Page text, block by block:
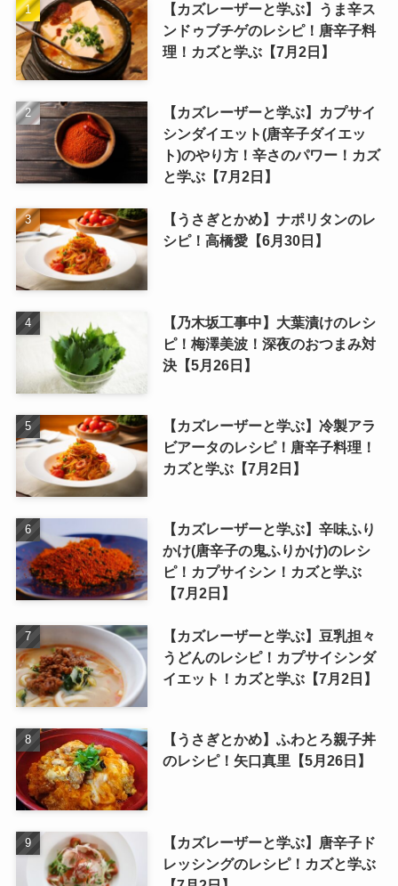
【カズレーザーと学ぶ】うま辛ス
ンドゥブチゲのレシピ！唐辛子料
理！カズと学ぶ【7月2日】
【カズレーザーと学ぶ】カプサイ
シンダイエット(唐辛子ダイエッ
ト)のやり方！辛さのパワー！カズ
と学ぶ【7月2日】
【うさぎとかめ】ナポリタンのレ
シピ！高橋愛【6月30日】
【乃木坂工事中】大葉漬けのレシ
ピ！梅澤美波！深夜のおつまみ対
決【5月26日】
【カズレーザーと学ぶ】冷製アラ
ビアータのレシピ！唐辛子料理！
カズと学ぶ【7月2日】
【カズレーザーと学ぶ】辛味ふり
かけ(唐辛子の鬼ふりかけ)のレシ
ピ！カプサイシン！カズと学ぶ
【7月2日】
【カズレーザーと学ぶ】豆乳担々
うどんのレシピ！カプサイシンダ
イエット！カズと学ぶ【7月2日】
【うさぎとかめ】ふわとろ親子丼
のレシピ！矢口真里【5月26日】
【カズレーザーと学ぶ】唐辛子ド
レッシングのレシピ！カズと学ぶ